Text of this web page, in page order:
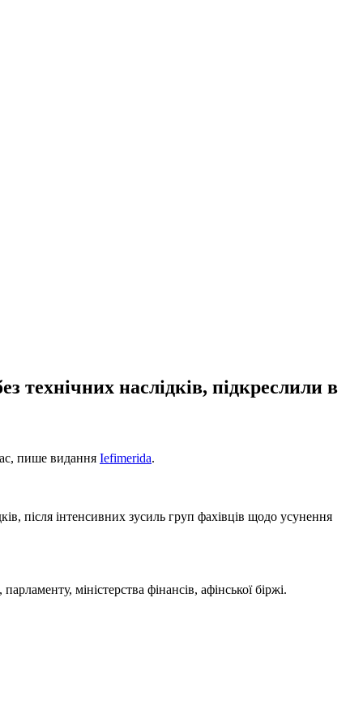
технічних наслідків, підкреслили в
пише видання Iefimerida.
після інтенсивних зусиль груп фахівців щодо усунення
міністерства фінансів, афінської біржі.